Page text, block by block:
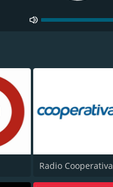
Radio Cooperativa